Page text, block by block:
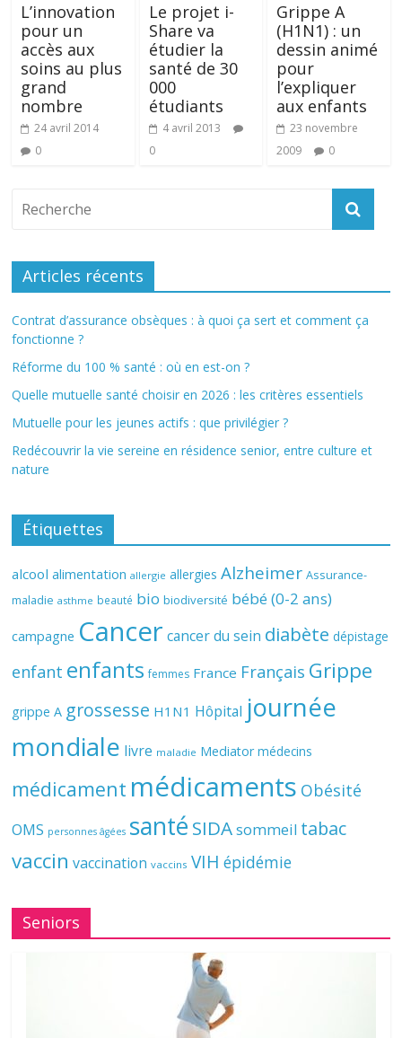
L’innovation
pour un
accès aux
soins au plus
grand
nombre
24 avril 2014
0
Le projet i-
Share va
étudier la
santé de 30
000
étudiants
4 avril 2013
0
Grippe A
(H1N1) : un
dessin animé
pour
l’expliquer
aux enfants
23 novembre
2009
0
Articles récents
Contrat d’assurance obsèques : à quoi ça sert et comment ça
fonctionne ?
Réforme du 100 % santé : où en est-on ?
Quelle mutuelle santé choisir en 2026 : les critères essentiels
Mutuelle pour les jeunes actifs : que privilégier ?
Redécouvrir la vie sereine en résidence senior, entre culture et
nature
Étiquettes
alcool alimentation allergie allergies Alzheimer Assurance-
maladie asthme beauté bio biodiversité bébé (0-2 ans)
campagne Cancer cancer du sein diabète dépistage
enfant enfants femmes France Français Grippe
grippe A grossesse H1N1 Hôpital journée
mondiale livre maladie Mediator médecins
médicament médicaments Obésité
OMS personnes âgées santé SIDAsommeil tabac
vaccin vaccination vaccins VIH épidémie
Seniors